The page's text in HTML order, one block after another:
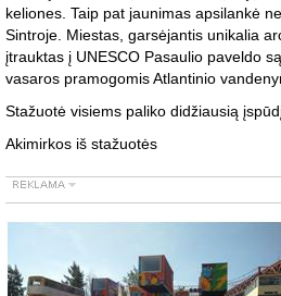
keliones. Taip pat jaunimas apsilankė
Sintroje. Miestas, garsėjantis unikalia
įtrauktas į UNESCO Pasaulio paveldo
vasaros pramogomis Atlantinio
Stažuotė visiems paliko didžiausią
Akimirkos iš stažuotės